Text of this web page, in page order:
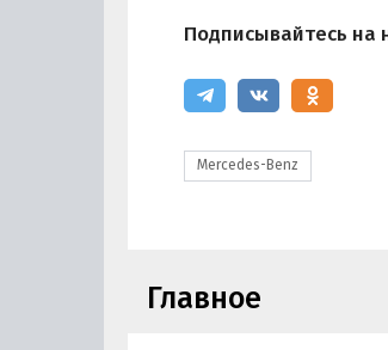
Подписывайтесь на
Mercedes-Benz
Главное